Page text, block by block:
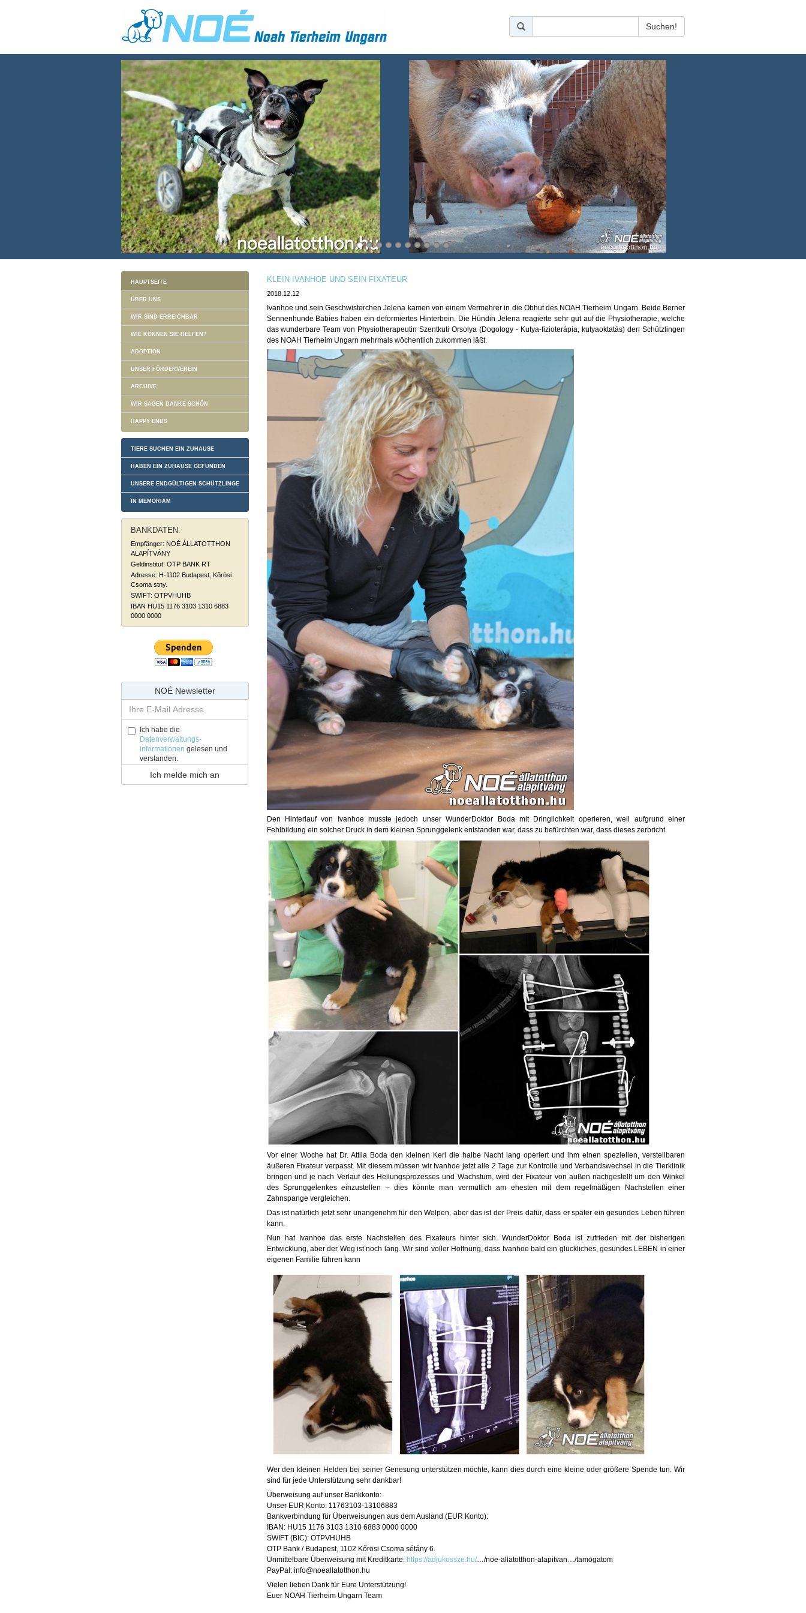
HAUPTSEITE
ÜBER UNS
WIR SIND ERREICHBAR
WIE KÖNNEN SIE HELFEN?
ADOPTION
UNSER FÖRDERVEREIN
ARCHIVE
WIR SAGEN DANKE SCHÖN
HAPPY ENDS
TIERE SUCHEN EIN ZUHAUSE
HABEN EIN ZUHAUSE GEFUNDEN
UNSERE ENDGÜLTIGEN SCHÜTZLINGE
IN MEMORIAM
BANKDATEN:
Empfänger: NOÉ ÁLLATOTTHON
ALAPÍTVÁNY
Geldinstitut: OTP BANK RT
Adresse: H-1102 Budapest, Kőrösi
Csoma stny.
SWIFT: OTPVHUHB
IBAN HU15 1176 3103 1310 6883
0000 0000
NOÉ Newsletter
Ich habe die
Datenverwaltungs-
informationen gelesen und
verstanden.
KLEIN IVANHOE UND SEIN FIXATEUR
2018.12.12
Ivanhoe und sein Geschwisterchen Jelena kamen von einem Vermehrer in die Obhut des NOAH Tierheim Ungarn. Beide Berner
Sennenhunde Babies haben ein deformiertes Hinterbein. Die Hündin Jelena reagierte sehr gut auf die Physiotherapie, welche
das wunderbare Team von Physiotherapeutin Szentkuti Orsolya (Dogology - Kutya-fizioterápia, kutyaoktatás) den Schützlingen
des NOAH Tierheim Ungarn mehrmals wöchentlich zukommen läßt.
Den Hinterlauf von Ivanhoe musste jedoch unser WunderDoktor Boda mit Dringlichkeit operieren, weil aufgrund einer
Fehlbildung ein solcher Druck in dem kleinen Sprunggelenk entstanden war, dass zu befürchten war, dass dieses zerbricht
Vor einer Woche hat Dr. Attila Boda den kleinen Kerl die halbe Nacht lang operiert und ihm einen speziellen, verstellbaren
äußeren Fixateur verpasst. Mit diesem müssen wir Ivanhoe jetzt alle 2 Tage zur Kontrolle und Verbandswechsel in die Tierklinik
bringen und je nach Verlauf des Heilungsprozesses und Wachstum, wird der Fixateur von außen nachgestellt um den Winkel
des Sprunggelenkes einzustellen – dies könnte man vermutlich am ehesten mit dem regelmäßigen Nachstellen einer
Zahnspange vergleichen.
Das ist natürlich jetzt sehr unangenehm für den Welpen, aber das ist der Preis dafür, dass er später ein gesundes Leben führen
kann.
Nun hat Ivanhoe das erste Nachstellen des Fixateurs hinter sich. WunderDoktor Boda ist zufrieden mit der bisherigen
Entwicklung, aber der Weg ist noch lang. Wir sind voller Hoffnung, dass Ivanhoe bald ein glückliches, gesundes LEBEN in einer
eigenen Familie führen kann
Wer den kleinen Helden bei seiner Genesung unterstützen möchte, kann dies durch eine kleine oder größere Spende tun. Wir
sind für jede Unterstützung sehr dankbar!
Überweisung auf unser Bankkonto:
Unser EUR Konto: 11763103-13106883
Bankverbindung für Überweisungen aus dem Ausland (EUR Konto):
IBAN: HU15 1176 3103 1310 6883 0000 0000
SWIFT (BIC): OTPVHUHB
OTP Bank / Budapest, 1102 Kőrösi Csoma sétány 6.
Unmittelbare Überweisung mit Kreditkarte: https://adjukossze.hu/…/noe-allatotthon-alapitvan…/tamogatom
PayPal: info@noeallatotthon.hu
Vielen lieben Dank für Eure Unterstützung!
Euer NOAH Tierheim Ungarn Team